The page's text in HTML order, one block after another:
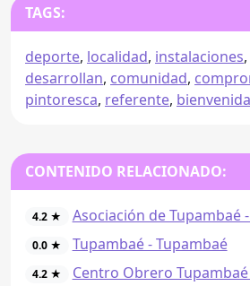
TAGS:
deporte, localidad, instalaciones,
desarrollan, comunidad,
pintoresca, referente, bienvenida
CONTENIDO RELACIONADO:
4.2 ★ Asociación de Tupambaé
0.0 ★ Tupambaé - Tupambaé
4.2 ★ Centro Obrero